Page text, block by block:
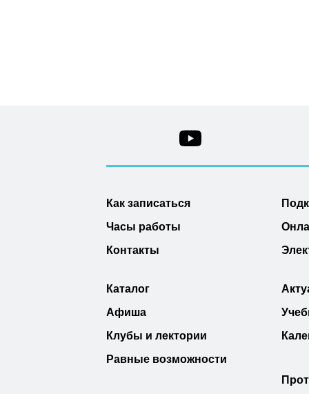
Как записаться
Часы работы
Контакты
Каталог
Афиша
Клубы и лектории
Равные возможности